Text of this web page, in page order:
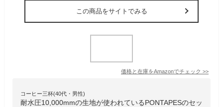
この商品をサイトでみる
価格と在庫をAmazonでチェック >>
コーヒー三杯(40代・男性)
耐水圧10,000mmの生地が使われているPONTAPESのセッ